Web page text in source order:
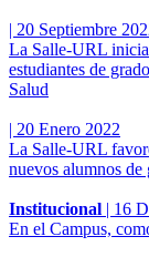
| 20 Septiembre
La Salle-URL
estudiantes de
Salud
| 20 Enero 2022
La Salle-URL
nuevos alumnos de
Institucional | 16
En el Campus,